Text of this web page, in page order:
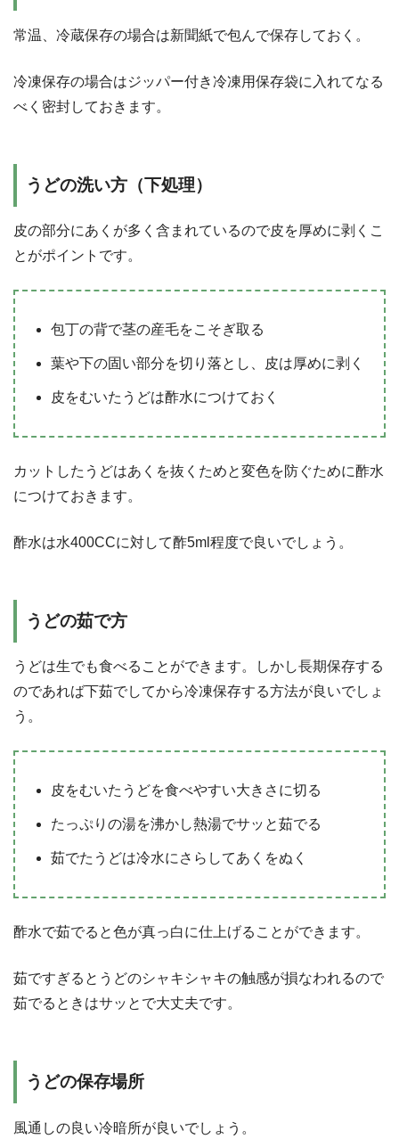
常温、冷蔵保存の場合は新聞紙で包んで保存しておく。
冷凍保存の場合はジッパー付き冷凍用保存袋に入れてなる
べく密封しておきます。
うどの洗い方（下処理）
皮の部分にあくが多く含まれているので皮を厚めに剥くこ
とがポイントです。
包丁の背で茎の産毛をこそぎ取る
葉や下の固い部分を切り落とし、皮は厚めに剥く
皮をむいたうどは酢水につけておく
カットしたうどはあくを抜くためと変色を防ぐために酢水
につけておきます。
酢水は水400CCに対して酢5ml程度で良いでしょう。
うどの茹で方
うどは生でも食べることができます。しかし長期保存する
のであれば下茹でしてから冷凍保存する方法が良いでしょ
う。
皮をむいたうどを食べやすい大きさに切る
たっぷりの湯を沸かし熱湯でサッと茹でる
茹でたうどは冷水にさらしてあくをぬく
酢水で茹でると色が真っ白に仕上げることができます。
茹ですぎるとうどのシャキシャキの触感が損なわれるので
茹でるときはサッとで大丈夫です。
うどの保存場所
風通しの良い冷暗所が良いでしょう。